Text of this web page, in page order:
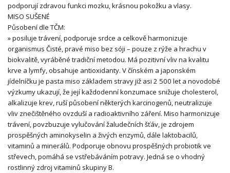
podporují zdravou funkci mozku, krásnou pokožku a vlasy.
MISO SUŠENÉ
Působení dle TČM:
» posiluje trávení, podporuje srdce a celkově harmonizuje
organismus Čisté, pravé miso bez sóji – pouze z rýže a hrachu v
biokvalitě, vyráběné tradiční metodou. Má pozitivní vliv na kvalitu
krve a lymfy, obsahuje antioxidanty. V čínském a japonském
jídelníčku je pasta miso základem stravy již asi 2 500 let a novodobé
výzkumy ukazují, že její každodenní konzumace snižuje cholesterol,
alkalizuje krev, ruší působení některých karcinogenů, neutralizuje
vliv znečištěného ovzduší a radioaktivního záření. Miso harmonizuje
trávení, povzbuzuje vylučování žaludečních šťáv, je zdrojem
prospěšných aminokyselin a živých enzymů, dále laktobacilů,
vitaminů a minerálů. Podporuje obnovu prospěšných probiotik ve
střevech, pomáhá se vstřebáváním potravy. Jedná se o vhodný
rostlinný zdroj vitaminů skupiny B.